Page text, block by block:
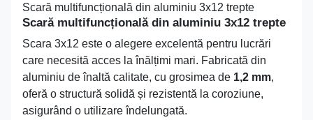
Scară multifuncțională din aluminiu 3x12 trepte
Scară multifuncțională din aluminiu 3x12 trepte
Scara 3x12 este o alegere excelentă pentru lucrări
care necesită acces la înălțimi mari. Fabricată din
aluminiu de înaltă calitate, cu grosimea de 1,2 mm,
oferă o structură solidă și rezistentă la coroziune,
asigurând o utilizare îndelungată.